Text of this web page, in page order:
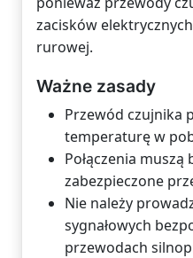
zacisków
rurowej.
Ważne zasady
Przewód czujnika
temperaturę w
Połączenia muszą
zabezpieczone
Nie należy
sygnałowych
przewodach